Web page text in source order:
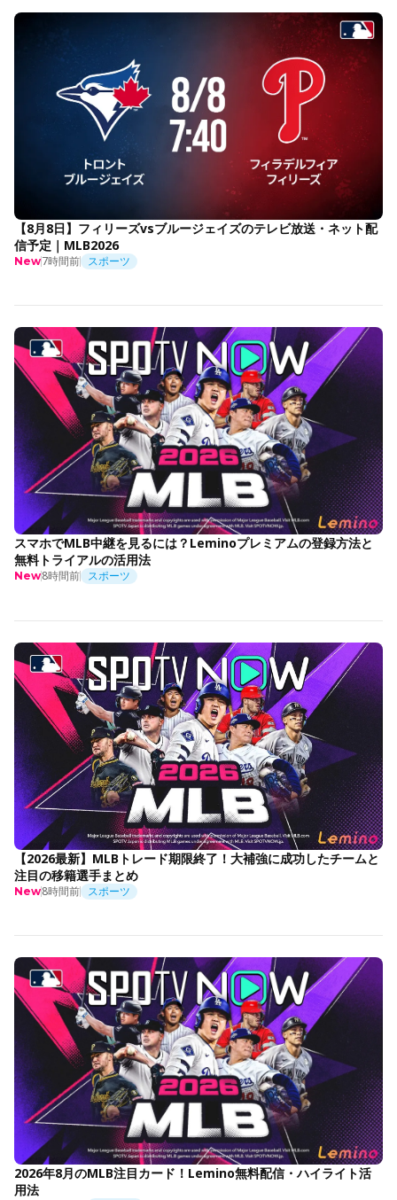
【8月8日】フィリーズvsブルージェイズのテレビ放送・ネット配
信予定｜MLB2026
New7時間前 スポーツ
スマホでMLB中継を見るには？Leminoプレミアムの登録方法と
無料トライアルの活用法
New8時間前 スポーツ
【2026最新】MLBトレード期限終了！大補強に成功したチームと
注目の移籍選手まとめ
New8時間前 スポーツ
2026年8月のMLB注目カード！Lemino無料配信・ハイライト活
用法